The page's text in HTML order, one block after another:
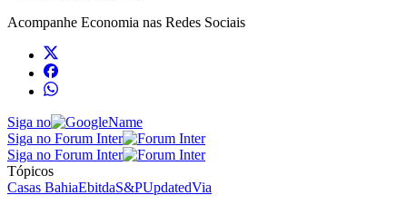
Acompanhe Economia nas Redes Sociais
Siga no
Siga no Forum Inter
Siga no Forum Inter
Tópicos
Casas BahiaEbitdaS&PUpdatedVia